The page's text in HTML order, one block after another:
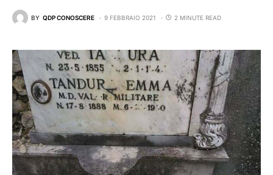
BY QDP CONOSCERE 9 FEBBRAIO 2021 2 MINUTE READ